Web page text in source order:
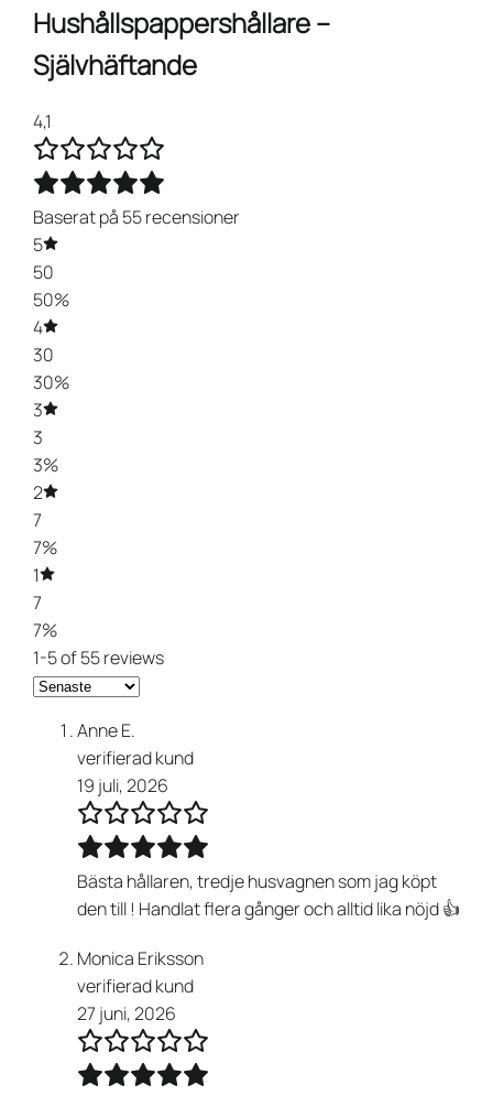
Hushållspappershållare –
Självhäftande
4,1
Baserat på 55 recensioner
5
50
50%
4
30
30%
3
3
3%
2
7
7%
1
7
7%
1-5 of 55 reviews
Anne E.
verifierad kund
19 juli, 2026
Bästa hållaren, tredje husvagnen som jag köpt
den till ! Handlat flera gånger och alltid lika nöjd 👍
Monica Eriksson
verifierad kund
27 juni, 2026